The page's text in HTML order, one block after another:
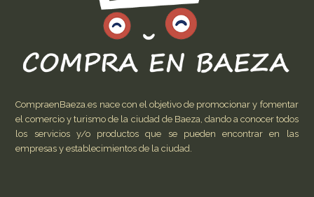
CompraenBaeza.es nace con el objetivo de promocionar y fomentar
el comercio y turismo de la ciudad de Baeza, dando a conocer todos
los servicios y/o productos que se pueden encontrar en las
empresas y establecimientos de la ciudad.